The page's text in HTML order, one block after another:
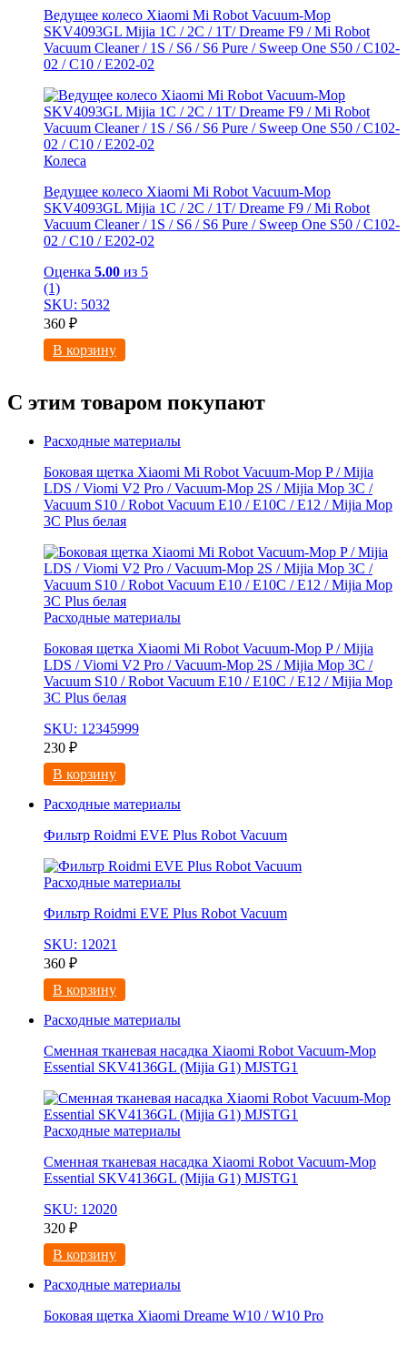
Ведущее колесо Xiaomi Mi Robot Vacuum-Mop
SKV4093GL Mijia 1C / 2C / 1T/ Dreame F9 / Mi Robot
Vacuum Cleaner / 1S / S6 / S6 Pure / Sweep One S50 / C102-
02 / С10 / E202-02
Колеса
Ведущее колесо Xiaomi Mi Robot Vacuum-Mop
SKV4093GL Mijia 1C / 2C / 1T/ Dreame F9 / Mi Robot
Vacuum Cleaner / 1S / S6 / S6 Pure / Sweep One S50 / C102-
02 / С10 / E202-02
Оценка 5.00 из 5
(1)
SKU: 5032
360 ₽
В корзину
С этим товаром покупают
Расходные материалы
Боковая щетка Xiaomi Mi Robot Vacuum-Mop P / Mijia
LDS / Viomi V2 Pro / Vacuum-Mop 2S / Mijia Mop 3C /
Vacuum S10 / Robot Vacuum E10 / E10C / E12 / Mijia Mop
3С Рlus белая
Расходные материалы
Боковая щетка Xiaomi Mi Robot Vacuum-Mop P / Mijia
LDS / Viomi V2 Pro / Vacuum-Mop 2S / Mijia Mop 3C /
Vacuum S10 / Robot Vacuum E10 / E10C / E12 / Mijia Mop
3С Рlus белая
SKU: 12345999
230 ₽
В корзину
Расходные материалы
Фильтр Roidmi EVE Plus Robot Vacuum
Расходные материалы
Фильтр Roidmi EVE Plus Robot Vacuum
SKU: 12021
360 ₽
В корзину
Расходные материалы
Сменная тканевая насадка Xiaomi Robot Vacuum-Mop
Essential SKV4136GL (Mijia G1) MJSTG1
Расходные материалы
Сменная тканевая насадка Xiaomi Robot Vacuum-Mop
Essential SKV4136GL (Mijia G1) MJSTG1
SKU: 12020
320 ₽
В корзину
Расходные материалы
Боковая щетка Xiaomi Dreame W10 / W10 Pro